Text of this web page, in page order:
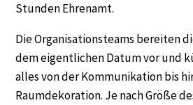
Stunden Ehrenamt.
Die Organisationsteams bereiten
dem eigentlichen Datum vor und
alles von der Kommunikation bis
Raumdekoration. Je nach Größe